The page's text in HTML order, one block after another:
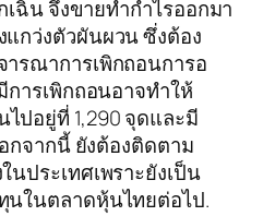
ฉิน จึงขายทำกำไรออกมา
กว่งตัวผันผวน ซึ่งต้อง
รณาการเพิกถอนการอ
ารเพิกถอนอาจทำให้
ปอยู่ที่ 1,290 จุดและมี
กจากนี้ ยังต้องติดตาม
ประเทศเพราะยังเป็น
นในตลาดหุ้นไทยต่อไป.